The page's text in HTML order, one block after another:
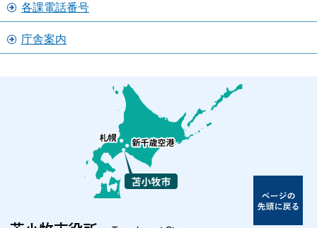
各課電話番号
庁舎案内